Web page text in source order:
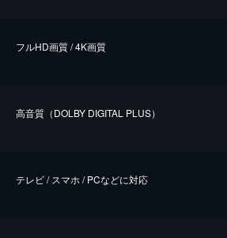
フルHD画質 / 4K画質
⾼⾳質（DOLBY DIGITAL PLUS）
テレビ / スマホ / PCなどに対応